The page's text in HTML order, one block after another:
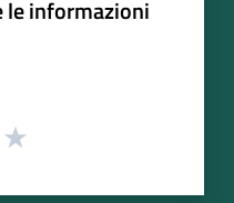
le informazioni